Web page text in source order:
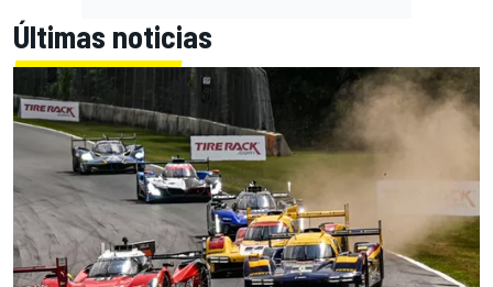
Últimas noticias